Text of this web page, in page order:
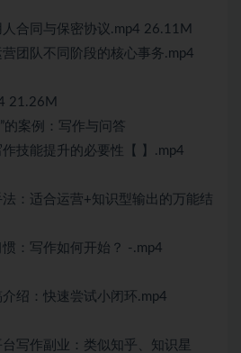
合同与保密协议.mp4 26.11M
团队不同阶段的核心事务.mp4
21.26M
的案例：写作与问答
技能提升的必要性【 】.mp4
：适合运营+知识型输出的万能结
：写作如何开始？ -.mp4
绍：快速尝试小闭环.mp4
写作副业：类似知乎、知识星